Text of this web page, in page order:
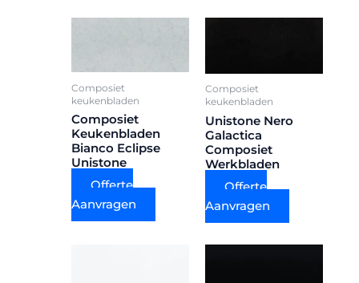
Composiet
keukenbladen
Composiet
Keukenbladen
Bianco Eclipse
Unistone
Offerte
Aanvragen
Composiet
keukenbladen
Unistone Nero
Galactica
Composiet
Werkbladen
Offerte
Aanvragen